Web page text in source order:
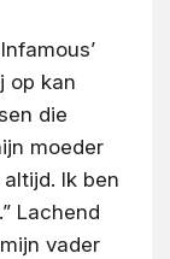
op kan
die
moeder
Ik ben
Lachend
vader